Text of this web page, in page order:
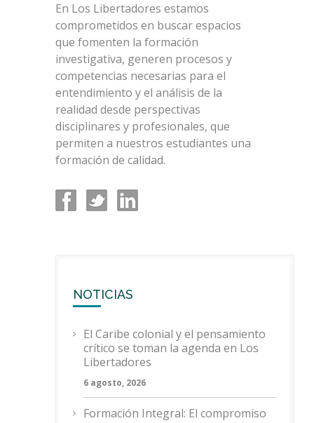
En Los Libertadores estamos
comprometidos en buscar espacios
que fomenten la formación
investigativa, generen procesos y
competencias necesarias para el
entendimiento y el análisis de la
realidad desde perspectivas
disciplinares y profesionales, que
permiten a nuestros estudiantes una
formación de calidad.
NOTICIAS
El Caribe colonial y el pensamiento
crítico se toman la agenda en Los
Libertadores
6 agosto, 2026
Formación Integral: El compromiso